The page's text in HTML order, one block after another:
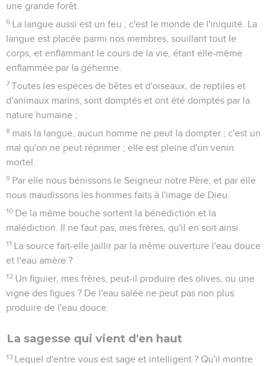
une grande forêt.
6 La langue aussi est un feu ; c'est le monde de l'iniquité. La
langue est placée parmi nos membres, souillant tout le
corps, et enflammant le cours de la vie, étant elle-même
enflammée par la géhenne.
7 Toutes les espèces de bêtes et d'oiseaux, de reptiles et
d'animaux marins, sont domptés et ont été domptés par la
nature humaine ;
8 mais la langue, aucun homme ne peut la dompter ; c'est un
mal qu'on ne peut réprimer ; elle est pleine d'un venin
mortel.
9 Par elle nous bénissons le Seigneur notre Père, et par elle
nous maudissons les hommes faits à l'image de Dieu.
10 De la même bouche sortent la bénédiction et la
malédiction. Il ne faut pas, mes frères, qu'il en soit ainsi.
11 La source fait-elle jaillir par la même ouverture l'eau douce
et l'eau amère ?
12 Un figuier, mes frères, peut-il produire des olives, ou une
vigne des figues ? De l'eau salée ne peut pas non plus
produire de l'eau douce.
La sagesse qui vient d'en haut
13 Lequel d'entre vous est sage et intelligent ? Qu'il montre